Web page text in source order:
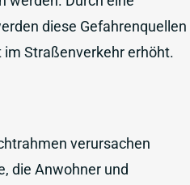
diese Gefahrenquellen
Straßenverkehr erhöht.
verursachen
die Anwohner und